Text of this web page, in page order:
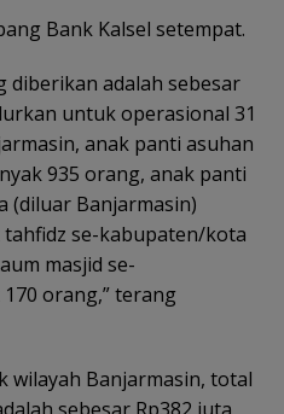
Bank Kalsel setempat.
diberikan adalah sebesar
untuk operasional 31
anak panti asuhan
935 orang, anak panti
(diluar Banjarmasin)
se-kabupaten/kota
masjid se-
orang,” terang
wilayah Banjarmasin, total